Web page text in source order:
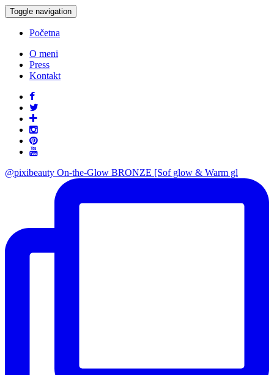
Toggle navigation
Početna
O meni
Press
Kontakt
@pixibeauty On-the-Glow BRONZE [Sof glow & Warm gl